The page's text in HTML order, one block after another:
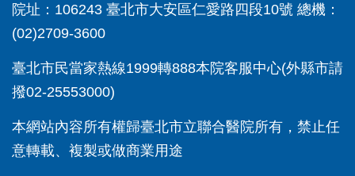
院址：106243 臺北市大安區仁愛路四段10號 總機：
(02)2709-3600
臺北市民當家熱線1999轉888本院客服中心(外縣市請
撥02-25553000)
本網站內容所有權歸臺北市立聯合醫院所有，禁止任
意轉載、複製或做商業用途